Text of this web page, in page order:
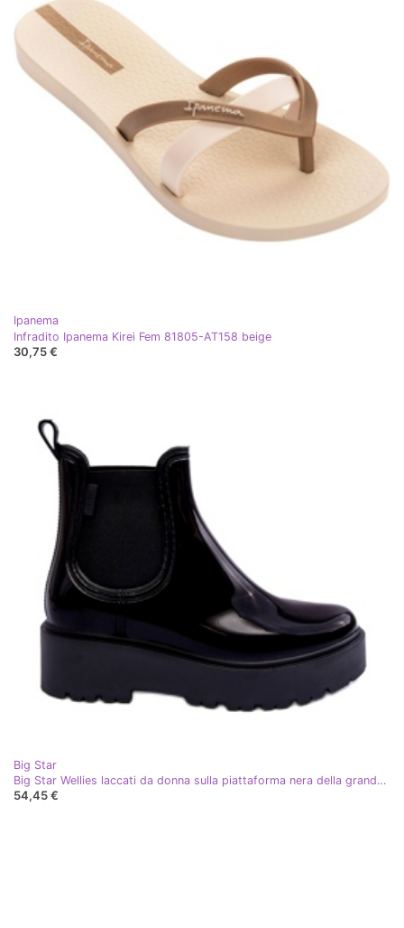
Ipanema
Infradito Ipanema Kirei Fem 81805-AT158 beige
30,75 €
Big Star
Big Star Wellies laccati da donna sulla piattaforma nera della grande stella MM274395 nero
54,45 €